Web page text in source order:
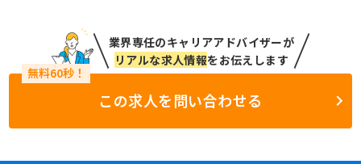
業界専任のキャリアアドバイザーが
リアルな求人情報をお伝えします
この求人を問い合わせる